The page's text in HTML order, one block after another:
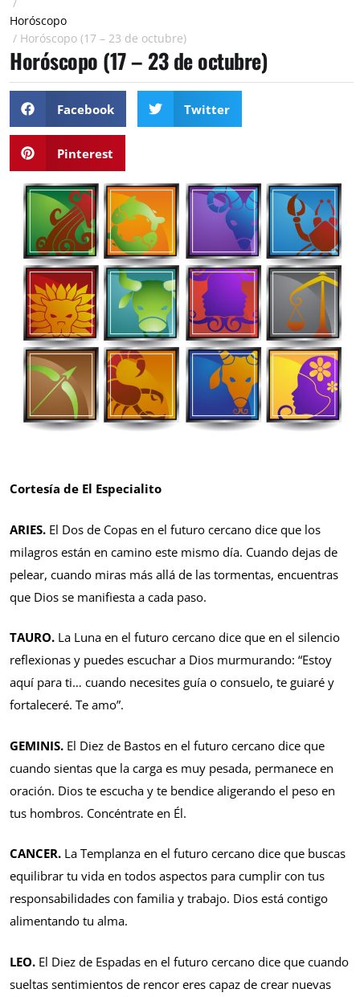
/
Horóscopo
/ Horóscopo (17 – 23 de octubre)
Horóscopo (17 – 23 de octubre)
Facebook Twitter
Pinterest
Cortesía de El Especialito
ARIES. El Dos de Copas en el futuro cercano dice que los
milagros están en camino este mismo día. Cuando dejas de
pelear, cuando miras más allá de las tormentas, encuentras
que Dios se manifiesta a cada paso.
TAURO. La Luna en el futuro cercano dice que en el silencio
reflexionas y puedes escuchar a Dios murmurando: “Estoy
aquí para ti… cuando necesites guía o consuelo, te guiaré y
fortaleceré. Te amo”.
GEMINIS. El Diez de Bastos en el futuro cercano dice que
cuando sientas que la carga es muy pesada, permanece en
oración. Dios te escucha y te bendice aligerando el peso en
tus hombros. Concéntrate en Él.
CANCER. La Templanza en el futuro cercano dice que buscas
equilibrar tu vida en todos aspectos para cumplir con tus
responsabilidades con familia y trabajo. Dios está contigo
alimentando tu alma.
LEO. El Diez de Espadas en el futuro cercano dice que cuando
sueltas sentimientos de rencor eres capaz de crear nuevas